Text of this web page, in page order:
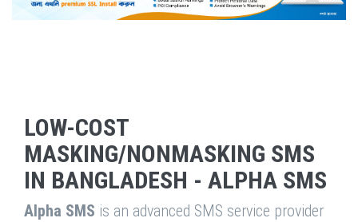
LOW-COST
MASKING/NONMASKING SMS
IN BANGLADESH - ALPHA SMS
Alpha SMS is an advanced SMS service provider